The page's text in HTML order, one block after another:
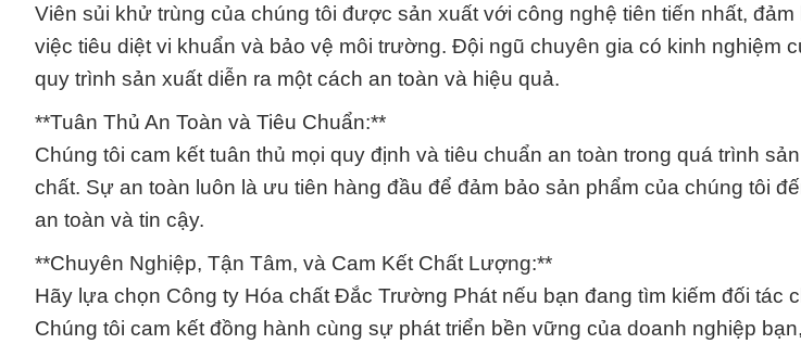
Viên sủi khử trùng của chúng tôi được sản xuất với công nghệ tiên tiến nhất,
việc tiêu diệt vi khuẩn và bảo vệ môi trường. Đội ngũ chuyên gia có kinh nghiệm
quy trình sản xuất diễn ra một cách an toàn và hiệu quả.
**Tuân Thủ An Toàn và Tiêu Chuẩn:**
Chúng tôi cam kết tuân thủ mọi quy định và tiêu chuẩn an toàn trong quá trình
chất. Sự an toàn luôn là ưu tiên hàng đầu để đảm bảo sản phẩm của chúng tôi
an toàn và tin cậy.
**Chuyên Nghiệp, Tận Tâm, và Cam Kết Chất Lượng:**
Hãy lựa chọn Công ty Hóa chất Đắc Trường Phát nếu bạn đang tìm kiếm đối tác
Chúng tôi cam kết đồng hành cùng sự phát triển bền vững của doanh nghiệp